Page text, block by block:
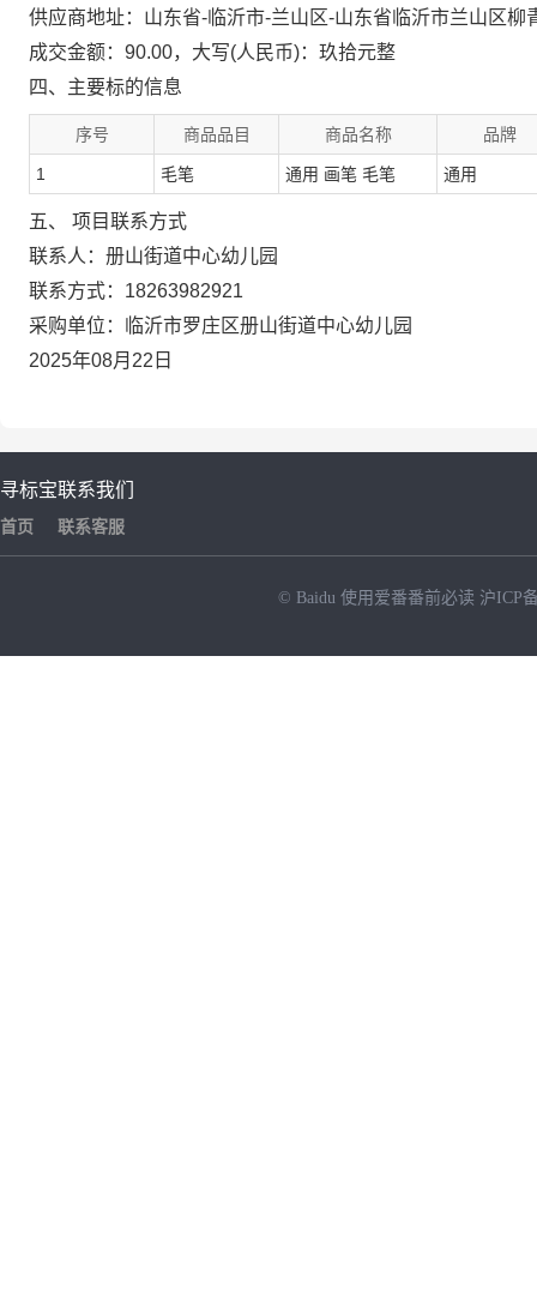
供应商地址：山东省-临沂市-兰山区-山东省临沂市兰山区
成交金额：90.00，大写(人民币)：玖拾元整
四、主要标的信息
序号 商品品目 商品名称 品牌
1 毛笔 通用 画笔 毛笔 通用
五、 项目联系方式
联系人：册山街道中心幼儿园
联系方式：18263982921
采购单位：临沂市罗庄区册山街道中心幼儿园
2025年08月22日
寻标宝
首页
联系我们
联系客服
© Baidu 使用爱番番前必读 沪ICP